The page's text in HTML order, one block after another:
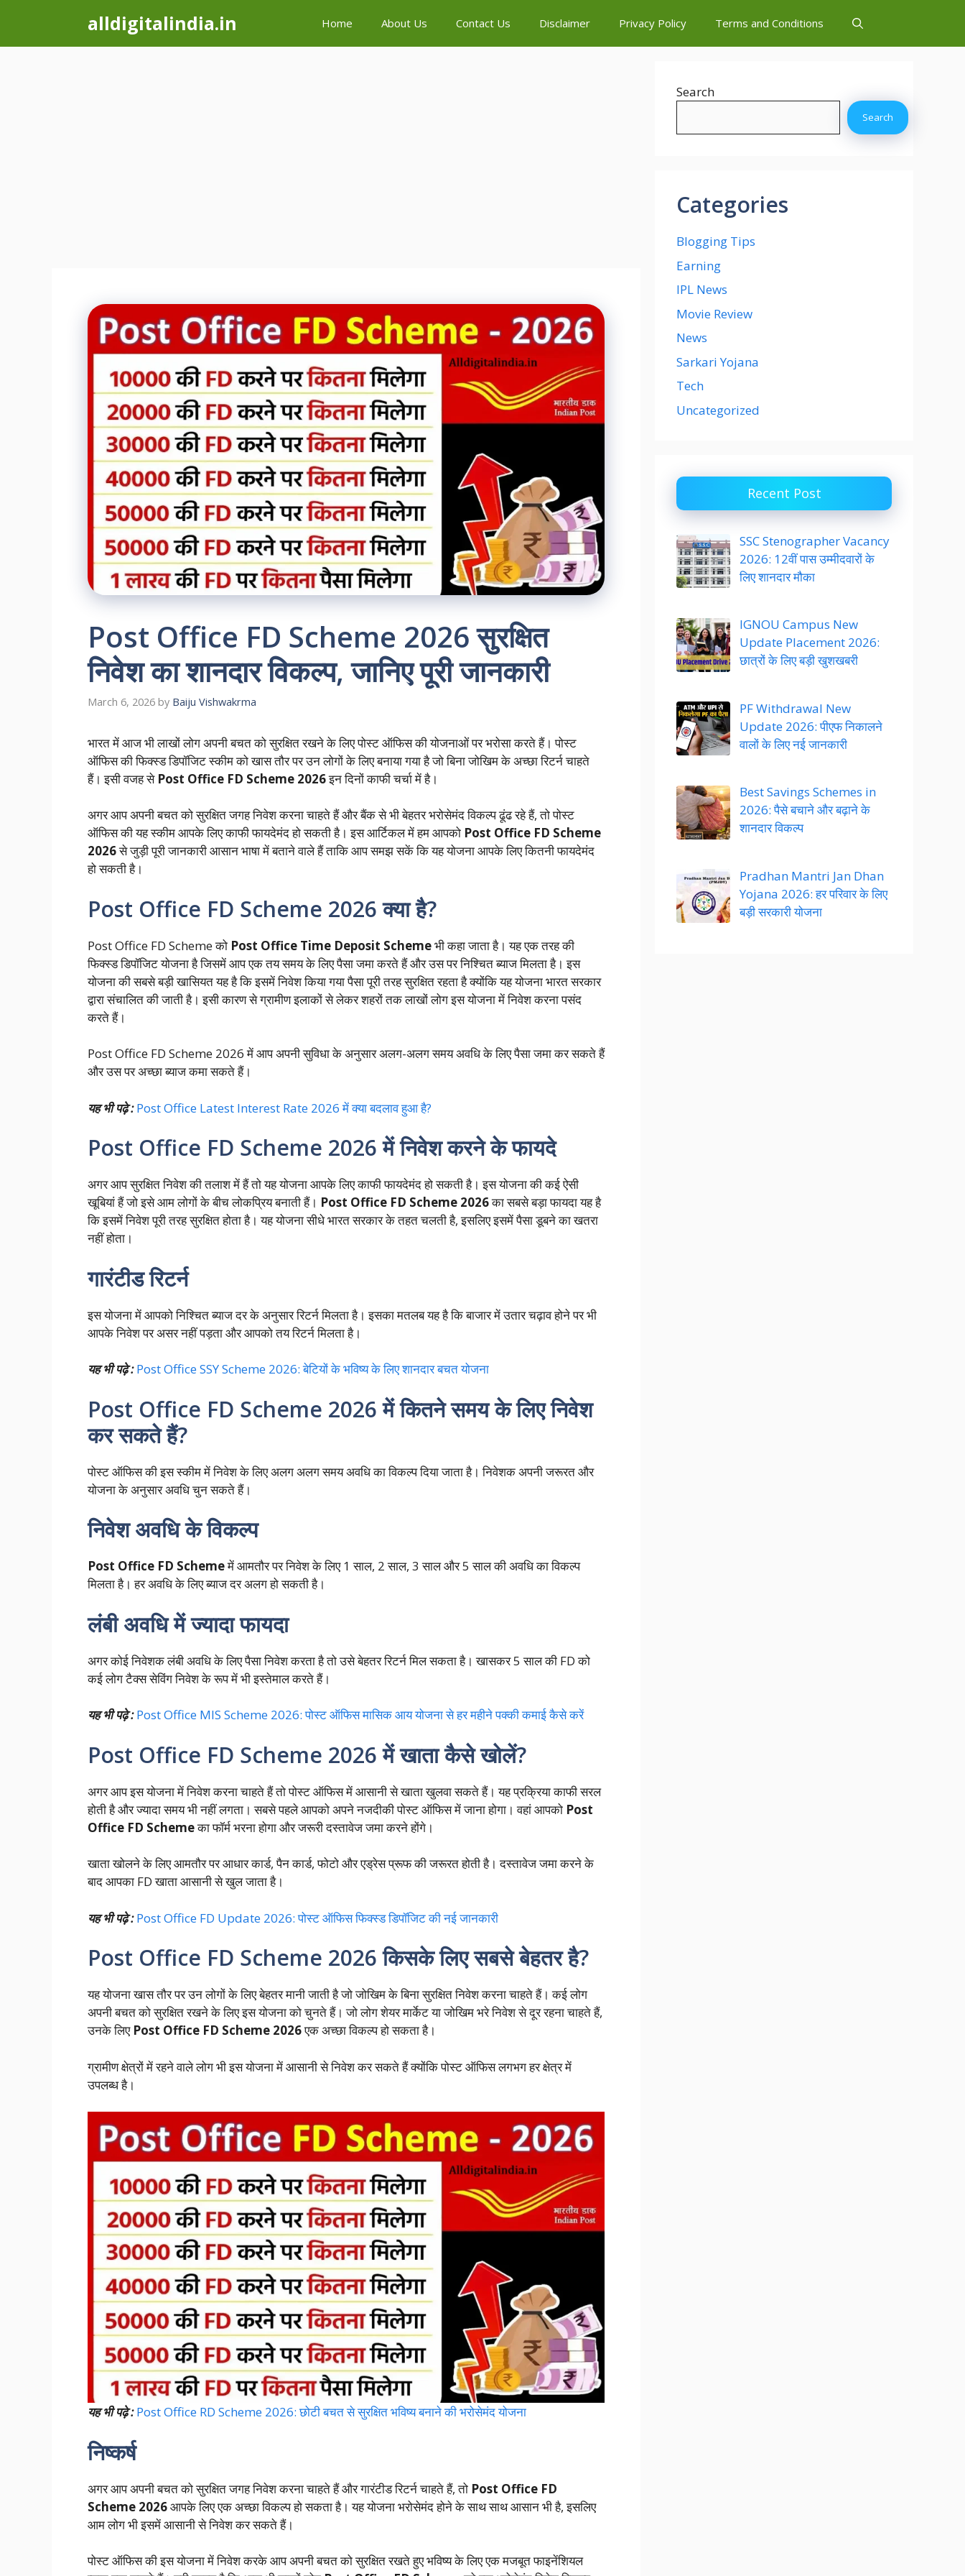
content
alldigitalindia.in Home About Us Contact Us Disclaimer Privacy Policy Terms and Conditions
Post Office FD Scheme 2026 सुरक्षित
निवेश का शानदार विकल्प, जानिए पूरी जानकारी
March 6, 2026 by Baiju Vishwakrma
भारत में आज भी लाखों लोग अपनी बचत को सुरक्षित रखने के लिए पोस्ट ऑफिस की योजनाओं पर भरोसा करते हैं। पोस्ट
ऑफिस की फिक्स्ड डिपॉजिट स्कीम को खास तौर पर उन लोगों के लिए बनाया गया है जो बिना जोखिम के अच्छा रिटर्न चाहते
हैं। इसी वजह से Post Office FD Scheme 2026इन दिनों काफी चर्चा में है।
अगर आप अपनी बचत को सुरक्षित जगह निवेश करना चाहते हैं और बैंक से भी बेहतर भरोसेमंद विकल्प ढूंढ रहे हैं, तो पोस्ट
ऑफिस की यह स्कीम आपके लिए काफी फायदेमंद हो सकती है। इस आर्टिकल में हम आपको Post Office FD Scheme
2026से जुड़ी पूरी जानकारी आसान भाषा में बताने वाले हैं ताकि आप समझ सकें कि यह योजना आपके लिए कितनी फायदेमंद
हो सकती है।
Post Office FD Scheme 2026 क्या है?
Post Office FD Scheme को Post Office Time Deposit Schemeभी कहा जाता है। यह एक तरह की
फिक्स्ड डिपॉजिट योजना है जिसमें आप एक तय समय के लिए पैसा जमा करते हैं और उस पर निश्चित ब्याज मिलता है। इस
योजना की सबसे बड़ी खासियत यह है कि इसमें निवेश किया गया पैसा पूरी तरह सुरक्षित रहता है क्योंकि यह योजना भारत सरकार
द्वारा संचालित की जाती है। इसी कारण से ग्रामीण इलाकों से लेकर शहरों तक लाखों लोग इस योजना में निवेश करना पसंद
करते हैं।
Post Office FD Scheme 2026 में आप अपनी सुविधा के अनुसार अलग-अलग समय अवधि के लिए पैसा जमा कर सकते हैं
और उस पर अच्छा ब्याज कमा सकते हैं।
यह भी पढ़े : Post Office Latest Interest Rate 2026 में क्या बदलाव हुआ है?
Post Office FD Scheme 2026 में निवेश करने के फायदे
अगर आप सुरक्षित निवेश की तलाश में हैं तो यह योजना आपके लिए काफी फायदेमंद हो सकती है। इस योजना की कई ऐसी
खूबियां हैं जो इसे आम लोगों के बीच लोकप्रिय बनाती हैं। Post Office FD Scheme 2026का सबसे बड़ा फायदा यह है
कि इसमें निवेश पूरी तरह सुरक्षित होता है। यह योजना सीधे भारत सरकार के तहत चलती है, इसलिए इसमें पैसा डूबने का खतरा
नहीं होता।
गारंटीड रिटर्न
इस योजना में आपको निश्चित ब्याज दर के अनुसार रिटर्न मिलता है। इसका मतलब यह है कि बाजार में उतार चढ़ाव होने पर भी
आपके निवेश पर असर नहीं पड़ता और आपको तय रिटर्न मिलता है।
यह भी पढ़े : Post Office SSY Scheme 2026: बेटियों के भविष्य के लिए शानदार बचत योजना
Post Office FD Scheme 2026 में कितने समय के लिए निवेश
कर सकते हैं?
पोस्ट ऑफिस की इस स्कीम में निवेश के लिए अलग अलग समय अवधि का विकल्प दिया जाता है। निवेशक अपनी जरूरत और
योजना के अनुसार अवधि चुन सकते हैं।
निवेश अवधि के विकल्प
Post Office FD Schemeमें आमतौर पर निवेश के लिए 1 साल, 2 साल, 3 साल और 5 साल की अवधि का विकल्प
मिलता है। हर अवधि के लिए ब्याज दर अलग हो सकती है।
लंबी अवधि में ज्यादा फायदा
अगर कोई निवेशक लंबी अवधि के लिए पैसा निवेश करता है तो उसे बेहतर रिटर्न मिल सकता है। खासकर 5 साल की FD को
कई लोग टैक्स सेविंग निवेश के रूप में भी इस्तेमाल करते हैं।
यह भी पढ़े : Post Office MIS Scheme 2026: पोस्ट ऑफिस मासिक आय योजना से हर महीने पक्की कमाई कैसे करें
Post Office FD Scheme 2026 में खाता कैसे खोलें?
अगर आप इस योजना में निवेश करना चाहते हैं तो पोस्ट ऑफिस में आसानी से खाता खुलवा सकते हैं। यह प्रक्रिया काफी सरल
होती है और ज्यादा समय भी नहीं लगता। सबसे पहले आपको अपने नजदीकी पोस्ट ऑफिस में जाना होगा। वहां आपको Post
Office FD Schemeका फॉर्म भरना होगा और जरूरी दस्तावेज जमा करने होंगे।
खाता खोलने के लिए आमतौर पर आधार कार्ड, पैन कार्ड, फोटो और एड्रेस प्रूफ की जरूरत होती है। दस्तावेज जमा करने के
बाद आपका FD खाता आसानी से खुल जाता है।
यह भी पढ़े : Post Office FD Update 2026: पोस्ट ऑफिस फिक्स्ड डिपॉजिट की नई जानकारी
Post Office FD Scheme 2026 किसके लिए सबसे बेहतर है?
यह योजना खास तौर पर उन लोगों के लिए बेहतर मानी जाती है जो जोखिम के बिना सुरक्षित निवेश करना चाहते हैं। कई लोग
अपनी बचत को सुरक्षित रखने के लिए इस योजना को चुनते हैं। जो लोग शेयर मार्केट या जोखिम भरे निवेश से दूर रहना चाहते हैं,
उनके लिए Post Office FD Scheme 2026एक अच्छा विकल्प हो सकता है।
ग्रामीण क्षेत्रों में रहने वाले लोग भी इस योजना में आसानी से निवेश कर सकते हैं क्योंकि पोस्ट ऑफिस लगभग हर क्षेत्र में
उपलब्ध है।
यह भी पढ़े : Post Office RD Scheme 2026: छोटी बचत से सुरक्षित भविष्य बनाने की भरोसेमंद योजना
निष्कर्ष
अगर आप अपनी बचत को सुरक्षित जगह निवेश करना चाहते हैं और गारंटीड रिटर्न चाहते हैं, तो Post Office FD
Scheme 2026आपके लिए एक अच्छा विकल्प हो सकता है। यह योजना भरोसेमंद होने के साथ साथ आसान भी है, इसलिए
आम लोग भी इसमें आसानी से निवेश कर सकते हैं।
पोस्ट ऑफिस की इस योजना में निवेश करके आप अपनी बचत को सुरक्षित रखते हुए भविष्य के लिए एक मजबूत फाइनेंशियल
Search
Search
Categories
Blogging Tips
Earning
IPL News
Movie Review
News
Sarkari Yojana
Tech
Uncategorized
Recent Post
SSC Stenographer Vacancy
2026: 12वीं पास उम्मीदवारों के
लिए शानदार मौका
IGNOU Campus New
Update Placement 2026:
छात्रों के लिए बड़ी खुशखबरी
PF Withdrawal New
Update 2026: पीएफ निकालने
वालों के लिए नई जानकारी
Best Savings Schemes in
2026: पैसे बचाने और बढ़ाने के
शानदार विकल्प
Pradhan Mantri Jan Dhan
Yojana 2026: हर परिवार के लिए
बड़ी सरकारी योजना